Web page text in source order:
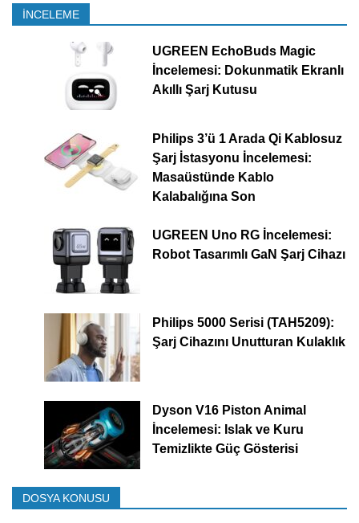
İNCELEME
UGREEN EchoBuds Magic
İncelemesi: Dokunmatik Ekranlı
Akıllı Şarj Kutusu
Philips 3’ü 1 Arada Qi Kablosuz
Şarj İstasyonu İncelemesi:
Masaüstünde Kablo
Kalabalığına Son
UGREEN Uno RG İncelemesi:
Robot Tasarımlı GaN Şarj Cihazı
Philips 5000 Serisi (TAH5209):
Şarj Cihazını Unutturan Kulaklık
Dyson V16 Piston Animal
İncelemesi: Islak ve Kuru
Temizlikte Güç Gösterisi
DOSYA KONUSU